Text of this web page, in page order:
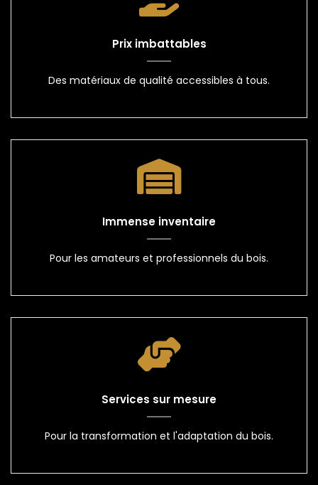
Prix imbattables
Des matériaux de qualité accessibles à tous.
Immense inventaire
Pour les amateurs et professionnels du bois.
Services sur mesure
Pour la transformation et l'adaptation du bois.